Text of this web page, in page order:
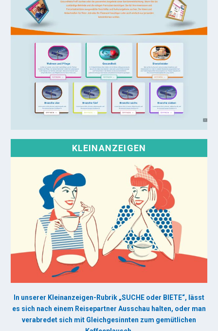
KLEINANZEIGEN
In unserer Kleinanzeigen-Rubrik „SUCHE oder BIETE“, lässt
es sich nach einem Reisepartner Ausschau halten, oder man
verabredet sich mit Gleichgesinnten zum gemütlichen